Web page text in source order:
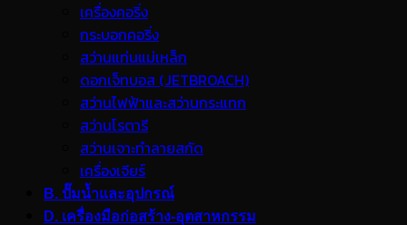
เครื่องคอริ่ง
กระบอกคอริ่ง
สว่านแท่นแม่เหล็ก
ดอกเจ็ทบอส (JETBROACH)
สว่านไฟฟ้าและสว่านกระแทก
สว่านโรตารี
สว่านเจาะทำลายสกัด
เครื่องเจียร์
B. ปั๊มน้ำและอุปกรณ์
D. เครื่องมือก่อสร้าง-อุตสาหกรรม